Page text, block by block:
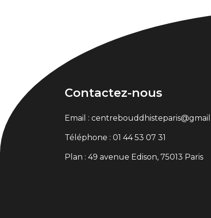
Contactez-nous
Email :
Téléphone : 01 44 53 07 31
Plan : 49 avenue Edison, 75013 Paris